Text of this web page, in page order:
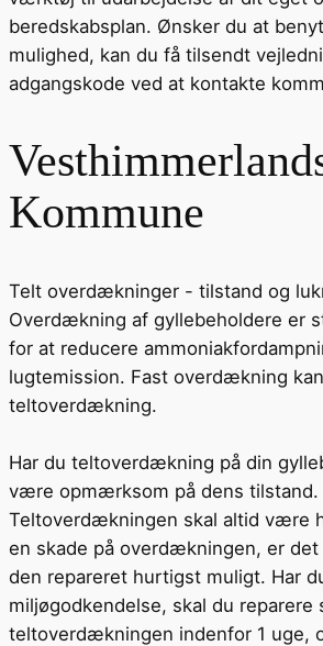
beredskabsplan. Ønsker du at
mulighed, kan du få tilsendt
adgangskode ved at kontakte
Kommune
Telt overdækninger - tilstand og
Overdækning af gyllebeholdere er
for at reducere
lugtemission. Fast overdækning
teltoverdækning.
Har du teltoverdækning på din
være opmærksom på dens tilstand.
Teltoverdækningen skal altid være
en skade på overdækningen, er
den repareret hurtigst muligt. Har
miljøgodkendelse, skal du reparere
teltoverdækningen indenfor 1 uge,